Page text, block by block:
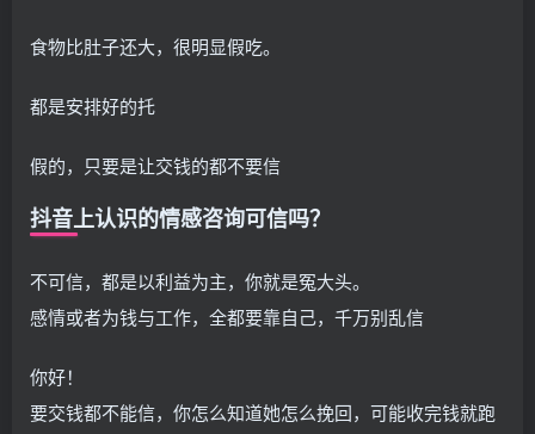
食物比肚子还大，很明显假吃。
都是安排好的托
假的，只要是让交钱的都不要信
抖音上认识的情感咨询可信吗？
不可信，都是以利益为主，你就是冤大头。
感情或者为钱与工作，全都要靠自己，千万别乱信
你好！
要交钱都不能信，你怎么知道她怎么挽回，可能收完钱就跑